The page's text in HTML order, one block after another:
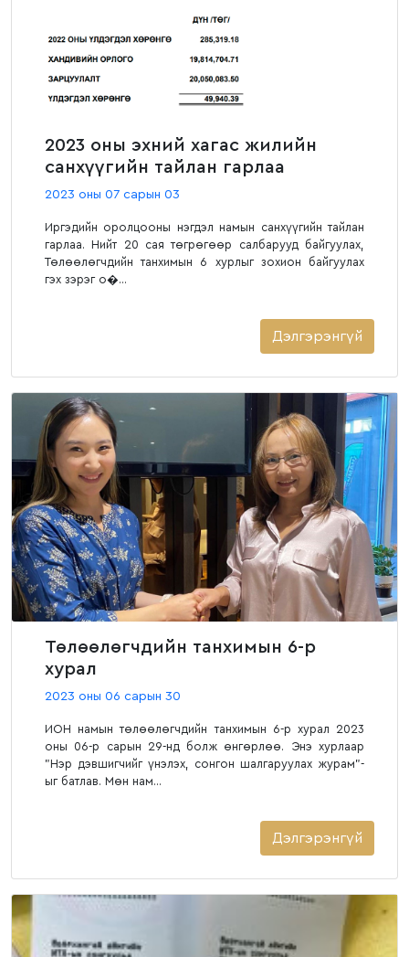
2023 оны эхний хагас жилийн
санхүүгийн тайлан гарлаа
2023 оны 07 сарын 03
Иргэдийн оролцооны нэгдэл намын санхүүгийн тайлан
гарлаа. Нийт 20 сая төгрөгөөр салбарууд байгуулах,
Төлөөлөгчдийн танхимын 6 хурлыг зохион байгуулах
гэх зэрэг о�...
Дэлгэрэнгүй
Төлөөлөгчдийн танхимын 6-р
хурал
2023 оны 06 сарын 30
ИОН намын төлөөлөгчдийн танхимын 6-р хурал 2023
оны 06-р сарын 29-нд болж өнгөрлөө. Энэ хурлаар
"Нэр дэвшигчийг үнэлэх, сонгон шалгаруулах журам"-
ыг батлав. Мөн нам...
Дэлгэрэнгүй